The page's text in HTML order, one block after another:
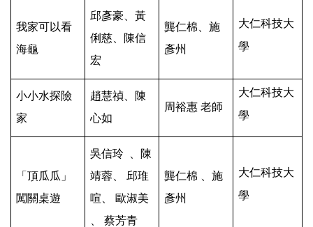
我家可以看
海龜
邱彥豪、黃
俐慈、陳信
宏
龔仁棉、施
彥州
大仁科技大
學
小小水探險
家
趙慧禎、陳
心如
周裕惠 老師
大仁科技大
學
「頂瓜瓜」
闖關桌遊
吳信玲 、陳
靖蓉、 邱琟
喧、
歐淑美
、 蔡芳青
龔仁棉 、施
彥州
大仁科技大
學